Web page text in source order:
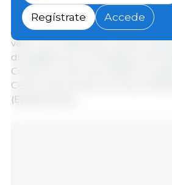
toneladas, con ingresos por 398,4
mejor resultado mensual de la
valor, solo detrás de octubre de
divulgados por el Ministerio de
Comercio y Servicios (MDIC) y
Centro de Socioeconomía y
(Epagri/Cepa).
Regístrate Accede